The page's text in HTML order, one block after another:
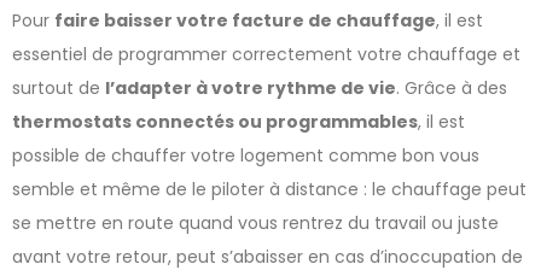
Pour faire baisser votre facture de chauffage, il est
essentiel de programmer correctement votre chauffage et
surtout de l’adapter à votre rythme de vie. Grâce à des
thermostats connectés ou programmables, il est
possible de chauffer votre logement comme bon vous
semble et même de le piloter à distance : le chauffage peut
se mettre en route quand vous rentrez du travail ou juste
avant votre retour, peut s’abaisser en cas d’inoccupation de